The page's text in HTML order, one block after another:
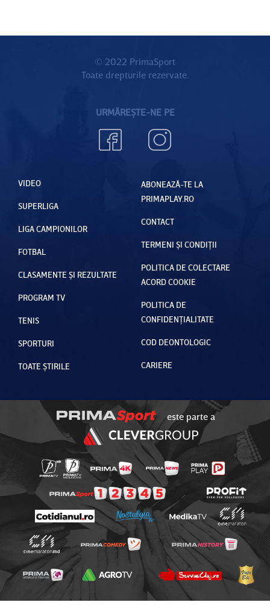
© 2022 PrimaSport
Toate drepturile rezervate.
URMĂREȘTE-NE PE
VIDEO
SUPERLIGA
LIGA CAMPIONILOR
FOTBAL
CLASAMENTE ȘI REZULTATE
PROGRAM TV
TENIS
SPORTURI
TOATE ȘTIRILE
ABONEAZĂ-TE LA
PRIMAPLAY.RO
CONTACT
TERMENI ȘI CONDIȚII
POLITICA DE COLECTARE
ACORD COOKIE
POLITICA DE
CONFIDENȚIALITATE
COD DEONTOLOGIC
CARIERE
este parte a